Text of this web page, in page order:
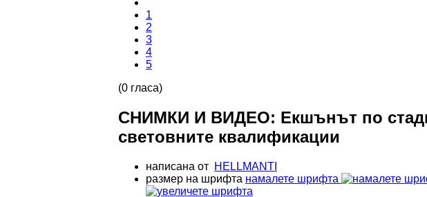
1
2
3
4
5
(0 гласа)
СНИМКИ И ВИДЕО: Екшънът по
световните квалификации
написана от HELLMANTI
размер на шрифта намалете шрифта